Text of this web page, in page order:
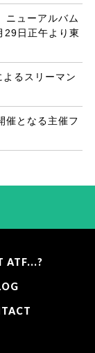
ニューアルバム
日正午より東
るスリーマン
となる主催フ
ATF...?